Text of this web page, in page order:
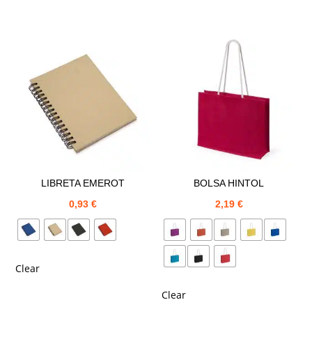
LIBRETA EMEROT
0,93€
Clear
BOLSA HINTOL
2,19 €
Clear